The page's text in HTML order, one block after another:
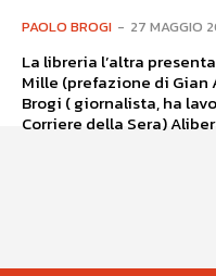
PAOLO BROGI - 27 MAGGIO
La libreria l’altra presenta La lunga notte dei
Mille (prefazione di Gian
Brogi ( giornalista, ha